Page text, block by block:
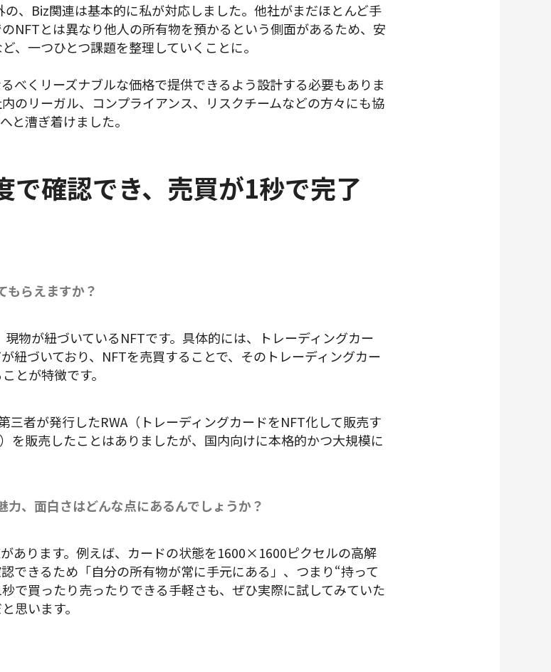
の、Biz関連は基本的に私が対応しました。他社がまだほとんど手
NFTとは異なり他人の所有物を預かるという側面があるため、安
、一つひとつ課題を整理していくことに。
べくリーズナブルな価格で提供できるよう設計する必要もありま
のリーガル、コンプライアンス、リスクチームなどの方々にも協
と漕ぎ着けました。
で確認でき、売買が1秒で完了
らえますか？
現物が紐づいているNFTです。具体的には、トレーディングカー
紐づいており、NFTを売買することで、そのトレーディングカー
とが特徴です。
三者が発行したRWA（トレーディングカードをNFT化して販売す
を販売したことはありましたが、国内向けに本格的かつ大規模に
、面白さはどんな点にあるんでしょうか？
あります。例えば、カードの状態を1600×1600ピクセルの高解
できるため「自分の所有物が常に手元にある」、つまり“持って
で買ったり売ったりできる手軽さも、ぜひ実際に試してみていた
思います。